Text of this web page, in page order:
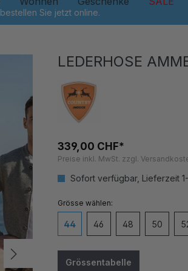
LEDERHOSE
339,00 CHF*
Preise inkl. MwSt. zzgl.
Sofort verfügbar, Lieferzeit
Grösseauswählen
44 46 48 50
Grössentabelle